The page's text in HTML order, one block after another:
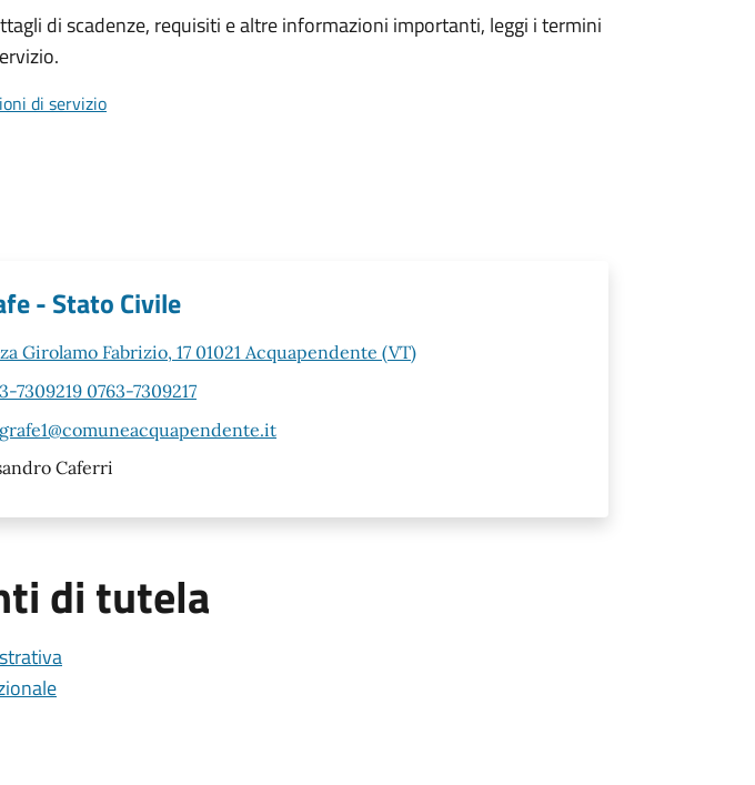
di scadenze, requisiti e altre informazioni importanti, leggi i termini
di servizio
- Stato Civile
Girolamo Fabrizio, 17 01021 Acquapendente (VT)
7309219 0763-7309217
Caferri
di tutela